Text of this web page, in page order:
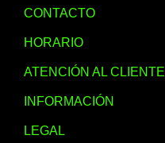
CONTACTO
HORARIO
ATENCIÓN AL CLIENTE
INFORMACIÓN
LEGAL